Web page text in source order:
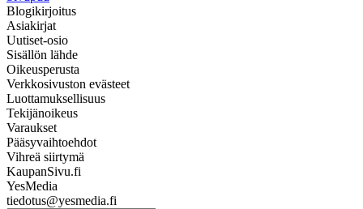
Blogikirjoitus
Asiakirjat
Uutiset-osio
Sisällön lähde
Oikeusperusta
Verkkosivuston evästeet
Luottamuksellisuus
Tekijänoikeus
Varaukset
Pääsyvaihtoehdot
Vihreä siirtymä
KaupanSivu.fi
YesMedia
tiedotus@yesmedia.fi